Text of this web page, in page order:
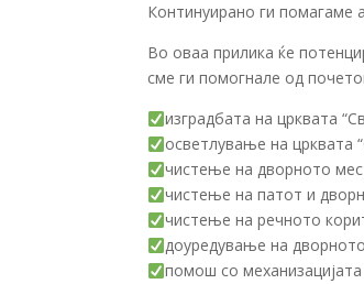
Континуирано ги помагаме
Во оваа прилика ќе
сме ги помогнале од
изградбата на црквата
осветлување на црквата
чистење на дворното
чистење на патот и
чистење на речното
доуредување на
помош со